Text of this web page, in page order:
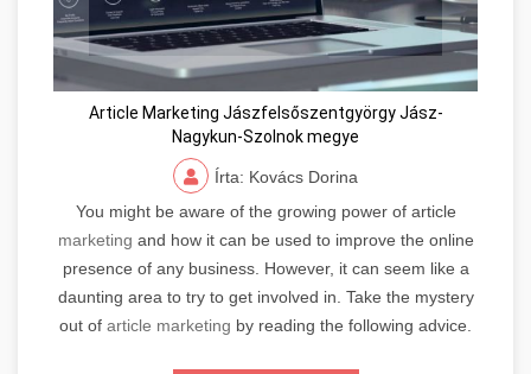
Article Marketing Jászfelsőszentgyörgy Jász-
Nagykun-Szolnok megye
Írta: Kovács Dorina
You might be aware of the growing power of article
marketing and how it can be used to improve the online
presence of any business. However, it can seem like a
daunting area to try to get involved in. Take the mystery
out of article marketing by reading the following advice.